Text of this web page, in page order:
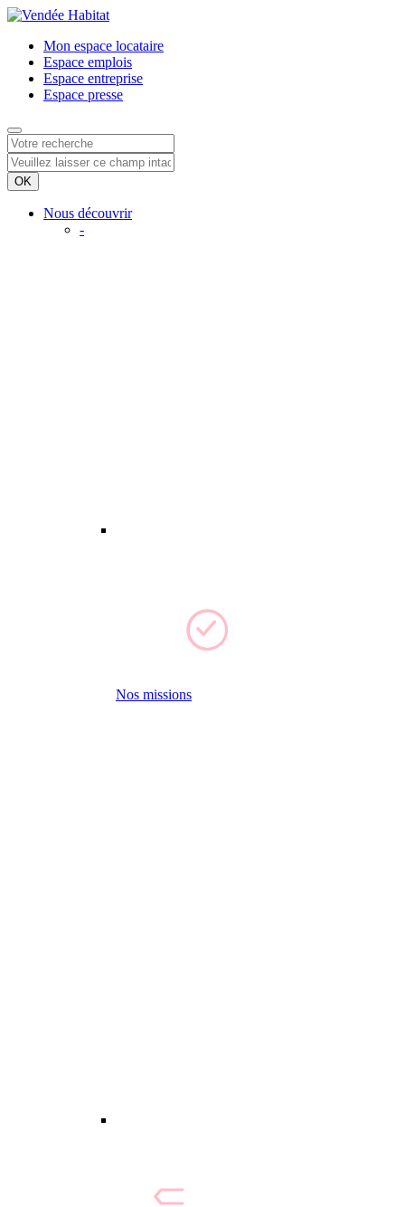
Mon espace locataire
Espace emplois
Espace entreprise
Espace presse
Nous découvrir
-
Nos missions